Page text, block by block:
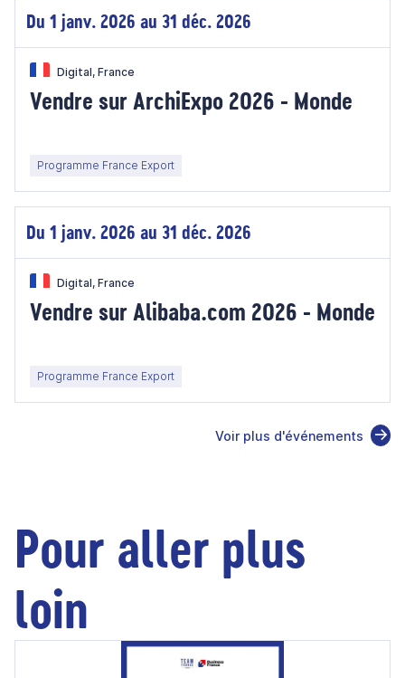
Du 1 janv. 2026 au 31 déc. 2026
Digital, France
Vendre sur ArchiExpo 2026 - Monde
Programme France Export
Du 1 janv. 2026 au 31 déc. 2026
Digital, France
Vendre sur Alibaba.com 2026 - Monde
Programme France Export
Voir plus d'événements
Pour aller plus
loin